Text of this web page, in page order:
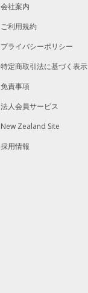
会社案内
ご利用規約
プライバシーポリシー
特定商取引法に基づく表示
免責事項
法人会員サービス
New Zealand Site
採用情報